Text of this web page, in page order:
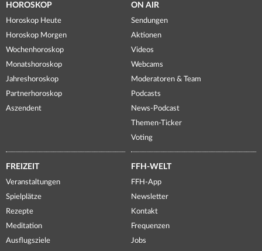
HOROSKOP
Horoskop Heute
Horoskop Morgen
Wochenhoroskop
Monatshoroskop
Jahreshoroskop
Partnerhoroskop
Aszendent
ON AIR
Sendungen
Aktionen
Videos
Webcams
Moderatoren & Team
Podcasts
News-Podcast
Themen-Ticker
Voting
FREIZEIT
Veranstaltungen
Spielplätze
Rezepte
Meditation
Ausflugsziele
FFH-WELT
FFH-App
Newsletter
Kontakt
Frequenzen
Jobs